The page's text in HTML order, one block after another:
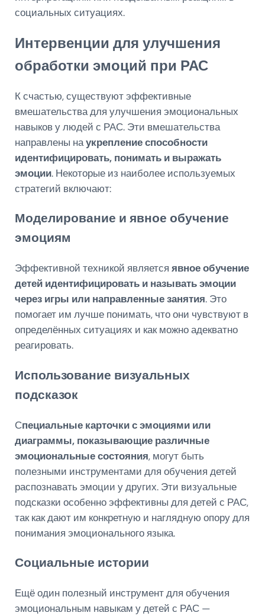
социальных ситуациях.
Интервенции для улучшения
обработки эмоций при РАС
К счастью, существуют эффективные
вмешательства для улучшения эмоциональных
навыков у людей с РАС. Эти вмешательства
направлены наукрепление способности
идентифицировать, понимать и выражать
эмоции. Некоторые из наиболее используемых
стратегий включают:
Моделирование и явное обучение
эмоциям
Эффективной техникой является явное обучение
детей идентифицировать и называть эмоции
через игры или направленные занятия. Это
помогает им лучше понимать, что они чувствуют в
определённых ситуациях и как можно адекватно
реагировать.
Использование визуальных
подсказок
Специальные карточки с эмоциями или
диаграммы, показывающие различные
эмоциональные состояния, могут быть
полезными инструментами для обучения детей
распознавать эмоции у других. Эти визуальные
подсказки особенно эффективны для детей с РАС,
так как дают им конкретную и наглядную опору для
понимания эмоционального языка.
Социальные истории
Ещё один полезный инструмент для обучения
эмоциональным навыкам у детей с РАС —